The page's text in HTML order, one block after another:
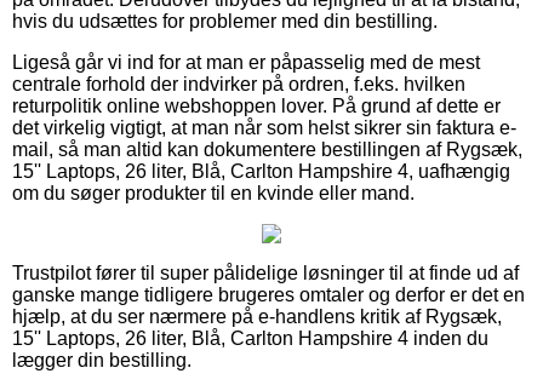
hvis du udsættes for problemer med din bestilling.
Ligeså går vi ind for at man er påpasselig med de mest
centrale forhold der indvirker på ordren, f.eks. hvilken
returpolitik online webshoppen lover. På grund af dette er
det virkelig vigtigt, at man når som helst sikrer sin faktura e-
mail, så man altid kan dokumentere bestillingen af Rygsæk,
15'' Laptops, 26 liter, Blå, Carlton Hampshire 4, uafhængig
om du søger produkter til en kvinde eller mand.
Trustpilot fører til super pålidelige løsninger til at finde ud af
ganske mange tidligere brugeres omtaler og derfor er det en
hjælp, at du ser nærmere på e-handlens kritik af Rygsæk,
15'' Laptops, 26 liter, Blå, Carlton Hampshire 4 inden du
lægger din bestilling.